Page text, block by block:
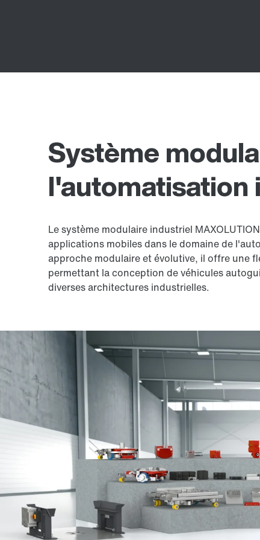
Système
l'automatisation
Le système modulaire industriel
applications mobiles dans le domaine de
approche modulaire et évolutive, il offre une
permettant la conception de véhicules
diverses architectures industrielles.